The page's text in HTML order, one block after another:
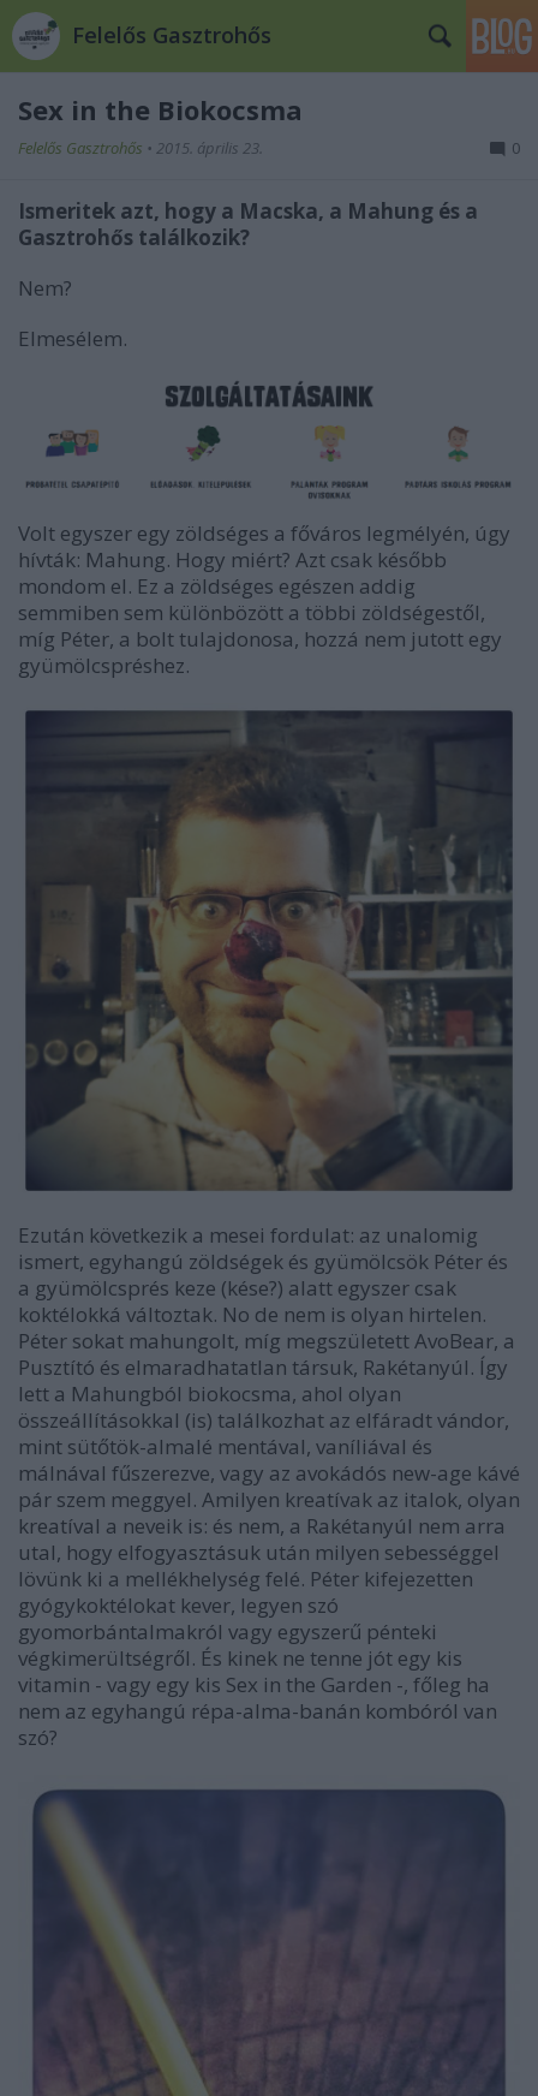
Felelős Gasztrohős
Sex in the Biokocsma
Felelős Gasztrohős • 2015. április 23. 0
Ismeritek azt, hogy a Macska, a Mahung és a
Gasztrohős találkozik?
Nem?
Elmesélem.
Volt egyszer egy zöldséges a főváros legmélyén, úgy
hívták: Mahung. Hogy miért? Azt csak később
mondom el. Ez a zöldséges egészen addig
semmiben sem különbözött a többi zöldségestől,
míg Péter, a bolt tulajdonosa, hozzá nem jutott egy
gyümölcspréshez.
Ezután következik a mesei fordulat: az unalomig
ismert, egyhangú zöldségek és gyümölcsök Péter és
a gyümölcsprés keze (kése?) alatt egyszer csak
koktélokká változtak. No de nem is olyan hirtelen.
Péter sokat mahungolt, míg megszületett AvoBear, a
Pusztító és elmaradhatatlan társuk, Rakétanyúl. Így
lett a Mahungból biokocsma, ahol olyan
összeállításokkal (is) találkozhat az elfáradt vándor,
mint sütőtök-almalé mentával, vaníliával és
málnával fűszerezve, vagy az avokádós new-age kávé
pár szem meggyel. Amilyen kreatívak az italok, olyan
kreatíval a neveik is: és nem, a Rakétanyúl nem arra
utal, hogy elfogyasztásuk után milyen sebességgel
lövünk ki a mellékhelység felé. Péter kifejezetten
gyógykoktélokat kever, legyen szó
gyomorbántalmakról vagy egyszerű pénteki
végkimerültségről. És kinek ne tenne jót egy kis
vitamin - vagy egy kis Sex in the Garden -, főleg ha
nem az egyhangú répa-alma-banán kombóról van
szó?